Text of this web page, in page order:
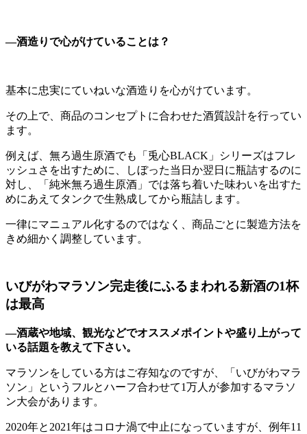
―酒造りで心がけていることは？
基本に忠実にていねいな酒造りを心がけています。
その上で、商品のコンセプトに合わせた酒質設計を行ってい
ます。
例えば、無ろ過生原酒でも「兎心BLACK」シリーズはフレ
ッシュさを出すために、しぼった当日か翌日に瓶詰するのに
対し、「純米無ろ過生原酒」では落ち着いた味わいを出すた
めにあえてタンクで生熟成してから瓶詰します。
一律にマニュアル化するのではなく、商品ごとに製造方法を
きめ細かく調整しています。
いびがわマラソン完走後にふるまわれる新酒の1杯
は最高
―酒蔵や地域、観光などでオススメポイントや盛り上がって
いる話題を教えて下さい。
マラソンをしている方はご存知なのですが、「いびがわマラ
ソン」というフルとハーフ合わせて1万人が参加するマラソ
ン大会があります。
2020年と2021年はコロナ渦で中止になっていますが、例年11